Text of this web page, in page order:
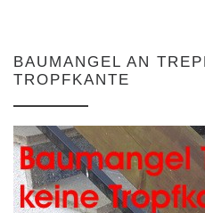
BAUMANGEL AN
TROPFKANTE